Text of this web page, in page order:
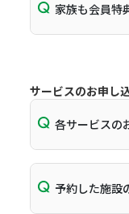
家族も会員特
サービスのお申し
各サービスの
予約した施設